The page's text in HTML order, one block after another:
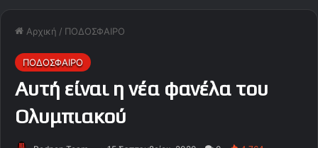
Αρχική / ΠΟΔΟΣΦΑΙΡΟ
ΠΟΔΟΣΦΑΙΡΟ
Αυτή είναι η νέα φανέλα του
Ολυμπιακού